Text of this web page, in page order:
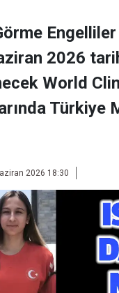
2026
World
Türkiye
2026 18:30